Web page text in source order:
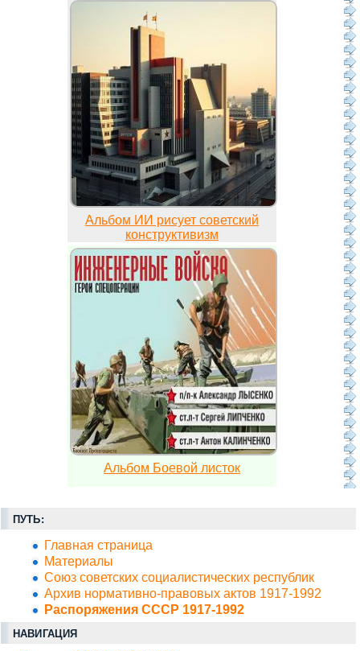
Альбом ИИ рисует советский
конструктивизм
Альбом Боевой листок
ПУТЬ:
Главная страница
Материалы
Союз советских социалистических республик
Архив нормативно-правовых актов 1917-1992
Распоряжения СССР 1917-1992
НАВИГАЦИЯ